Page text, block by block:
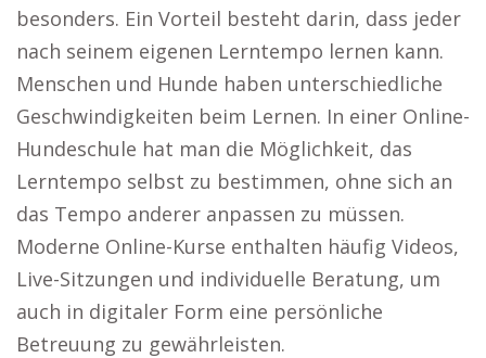
besonders. Ein Vorteil besteht darin, dass jeder
nach seinem eigenen Lerntempo lernen kann.
Menschen und Hunde haben unterschiedliche
Geschwindigkeiten beim Lernen. In einer Online-
Hundeschule hat man die Möglichkeit, das
Lerntempo selbst zu bestimmen, ohne sich an
das Tempo anderer anpassen zu müssen.
Moderne Online-Kurse enthalten häufig Videos,
Live-Sitzungen und individuelle Beratung, um
auch in digitaler Form eine persönliche
Betreuung zu gewährleisten.